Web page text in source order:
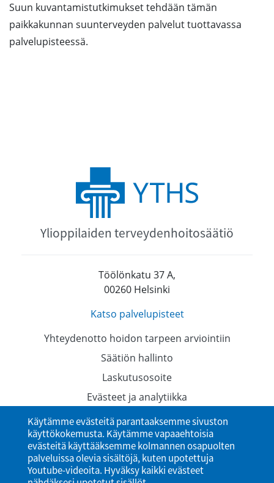
Suun kuvantamistutkimukset tehdään tämän
paikkakunnan suunterveyden palvelut tuottavassa
palvelupisteessä.
Ylioppilaiden terveydenhoitosäätiö
Töölönkatu 37 A,
00260 Helsinki
Katso palvelupisteet
Yhteydenotto hoidon tarpeen arviointiin
Säätiön hallinto
Laskutusosoite
Evästeet ja analytiikka
Tietosuojaselosteet
Saavutettavuusseloste
Käytämme evästeitä parantaaksemme sivuston
käyttökokemusta. Käytämme vapaaehtoisia
evästeitä käyttääksemme kolmannen osapuolten
palveluissa olevia sisältöjä, kuten upotettuja
Youtube-videoita. Hyväksy kaikki evästeet